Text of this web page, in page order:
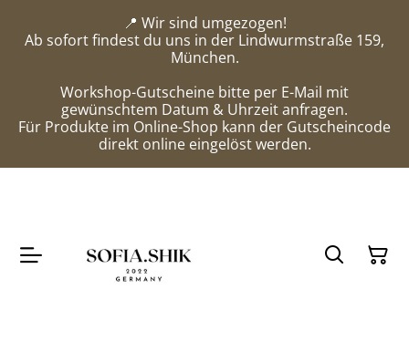
📍 Wir sind umgezogen!
Ab sofort findest du uns in der Lindwurmstraße 159,
München.
Workshop-Gutscheine bitte per E-Mail mit
gewünschtem Datum & Uhrzeit anfragen.
Für Produkte im Online-Shop kann der Gutscheincode
direkt online eingelöst werden.